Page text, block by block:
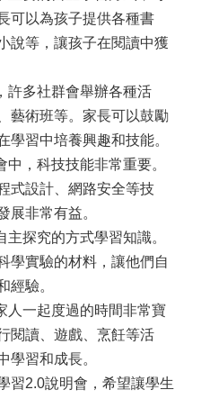
可以為孩子提供各種書
說等，讓孩子在閱讀中獲
許多社群會舉辦各種活
藝術班等。家長可以鼓勵
學習中培養興趣和技能。
，科技技能非常重要。
式設計、網路安全等技
展非常有益。
探究的方式學習知識。
學實驗的材料，讓他們自
經驗。
人一起度過的時間非常寶
閱讀、遊戲、烹飪等活
學習和成長。
習2.0說明會，希望讓學生